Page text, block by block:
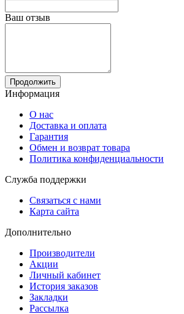
Ваш отзыв
Продолжить
Информация
О нас
Доставка и оплата
Гарантия
Обмен и возврат товара
Политика конфиденциальности
Служба поддержки
Связаться с нами
Карта сайта
Дополнительно
Производители
Акции
Личный кабинет
История заказов
Закладки
Рассылка